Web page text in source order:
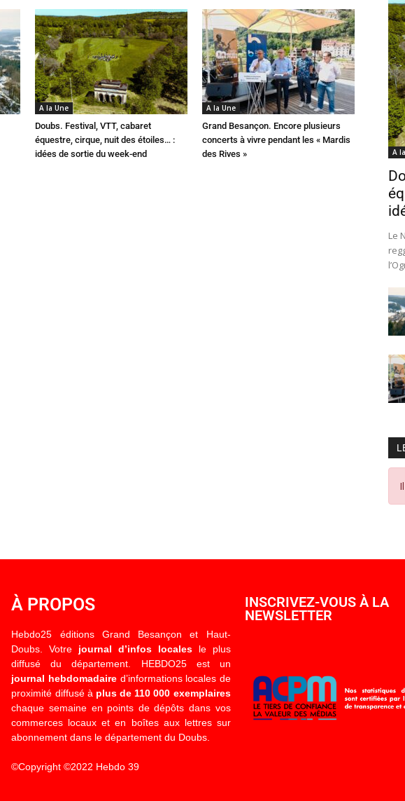
A la Une
Doubs. Festival, VTT, cabaret
équestre, cirque, nuit des étoiles… :
idées de sortie du week-end
A la Une
Grand Besançon. Encore plusieurs
concerts à vivre pendant les « Mardis
des Rives »
A
Le
À PROPOS
Hebdo25 éditions Grand Besançon et Haut-
Doubs. Votre journal d’infos localesle plus
diffusé du département. HEBDO25 est un
journal hebdomadaired’informations locales de
proximité diffusé à plus de 110 000 exemplaires
chaque semaine en points de dépôts dans vos
commerces locaux et en boîtes aux lettres sur
abonnement dans le département du Doubs.
©Copyright ©2022 Hebdo 39
INSCRIVEZ-VOUS À LA
NEWSLETTER